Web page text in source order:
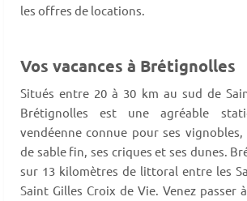
les offres de locations.
Vos vacances à Brétignolles
Situés entre 20 à 30 km au sud de
Brétignolles est une agréable
vendéenne connue pour ses vignobles,
de sable fin, ses criques et ses dunes.
sur 13 kilomètres de littoral entre les
Saint Gilles Croix de Vie. Venez passer